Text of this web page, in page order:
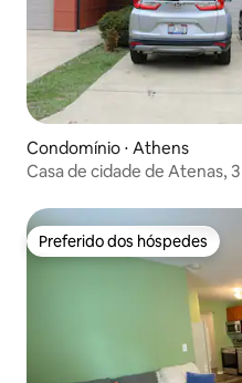
Condomínio ⋅ Athens
Casa de cidade de Atenas,
Preferido dos hóspedes
Preferido dos hóspedes